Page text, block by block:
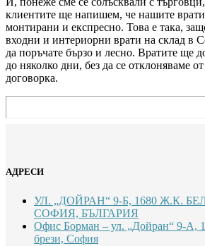
клиентите ще напишем, че нашите врати
монтирани и експресно. Това е така,
входни и интериорни врати на склад в
да поръчате бързо и лесно. Вратите ще
до няколко дни, без да се отклоняваме
договорка.
АДРЕСИ
УЛ. „ДОЙРАН“ 9-Б, 1680 Ж.К.
СОФИЯ, БЪЛГАРИЯ
Офис Борман – ул. „Дойран“ 9-А,
брези, София